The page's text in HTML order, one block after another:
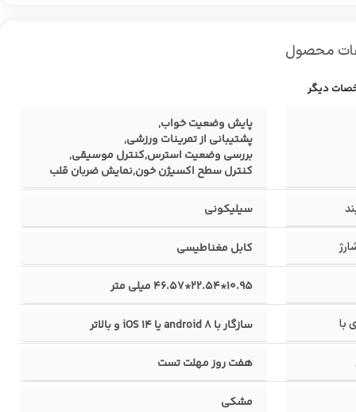
محصول
دیگر
پایش وضعیت خواب,
پشتیبانی از تمرینات ورزشی,
بررسی وضعیت استرس,کنترل موسیقی,
کنترل سطح اکسیژن خون,نمایش ضربان قلب
سیلیکونی
کابل مغناطیسی
10.95*22.54*46.57 میلی متر
با سازگار با android ۸ یا iOS ۱۴ و بالاتر
هفت روز مهلت تست
مشکی